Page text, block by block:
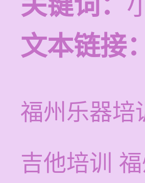
文本链接：
福州乐器培
吉他培训